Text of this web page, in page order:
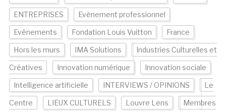
ENTREPRISES Evènement professionnel
Evénements Fondation Louis Vuitton France
Hors les murs IMA Solutions Industries Culturelles et
Créatives Innovation numérique Innovation sociale
Intelligence artificielle INTERVIEWS / OPINIONS Le
Centre LIEUX CULTURELS Louvre Lens Membres